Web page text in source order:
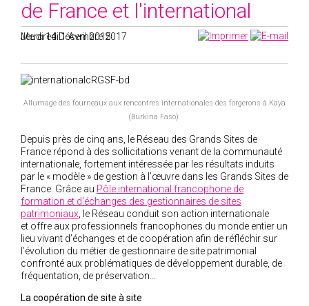
2024
2023
2019
2017
2016
2015
2014
2012
2013
2011
de France et l'international
Mercredi 1 Avril 2015
Jeudi 14 Décembre 2017
Allumage des fourneaux aux rencontres internationales des forgerons à Kaya
(Burkina Faso)
Depuis près de cinq ans, le Réseau des Grands Sites de
France répond à des sollicitations venant de la communauté
internationale, fortement intéressée par les résultats induits
par le « modèle » de gestion à l’œuvre dans les Grands Sites de
France. Grâce au Pôle international francophone de
formation et d’échanges des gestionnaires de sites
patrimoniaux , le Réseau conduit son action internationale
et offre aux professionnels francophones du monde entier un
lieu vivant d’échanges et de coopération afin de réfléchir sur
l’évolution du métier de gestionnaire de site patrimonial
confronté aux problématiques de développement durable, de
fréquentation, de préservation...
La coopération de site à site